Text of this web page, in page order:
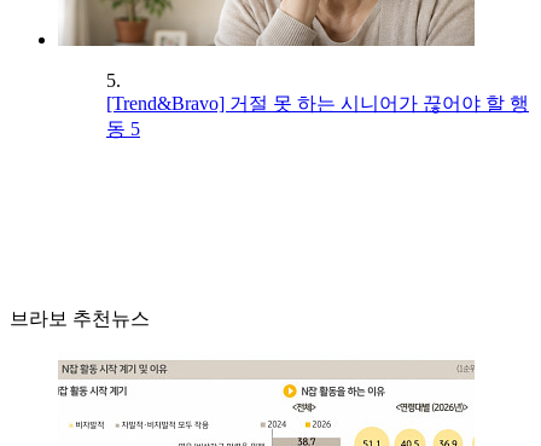
5.
[Trend&Bravo] 거절 못 하는 시니어가 끊어야 할 행
동 5
브라보 추천뉴스